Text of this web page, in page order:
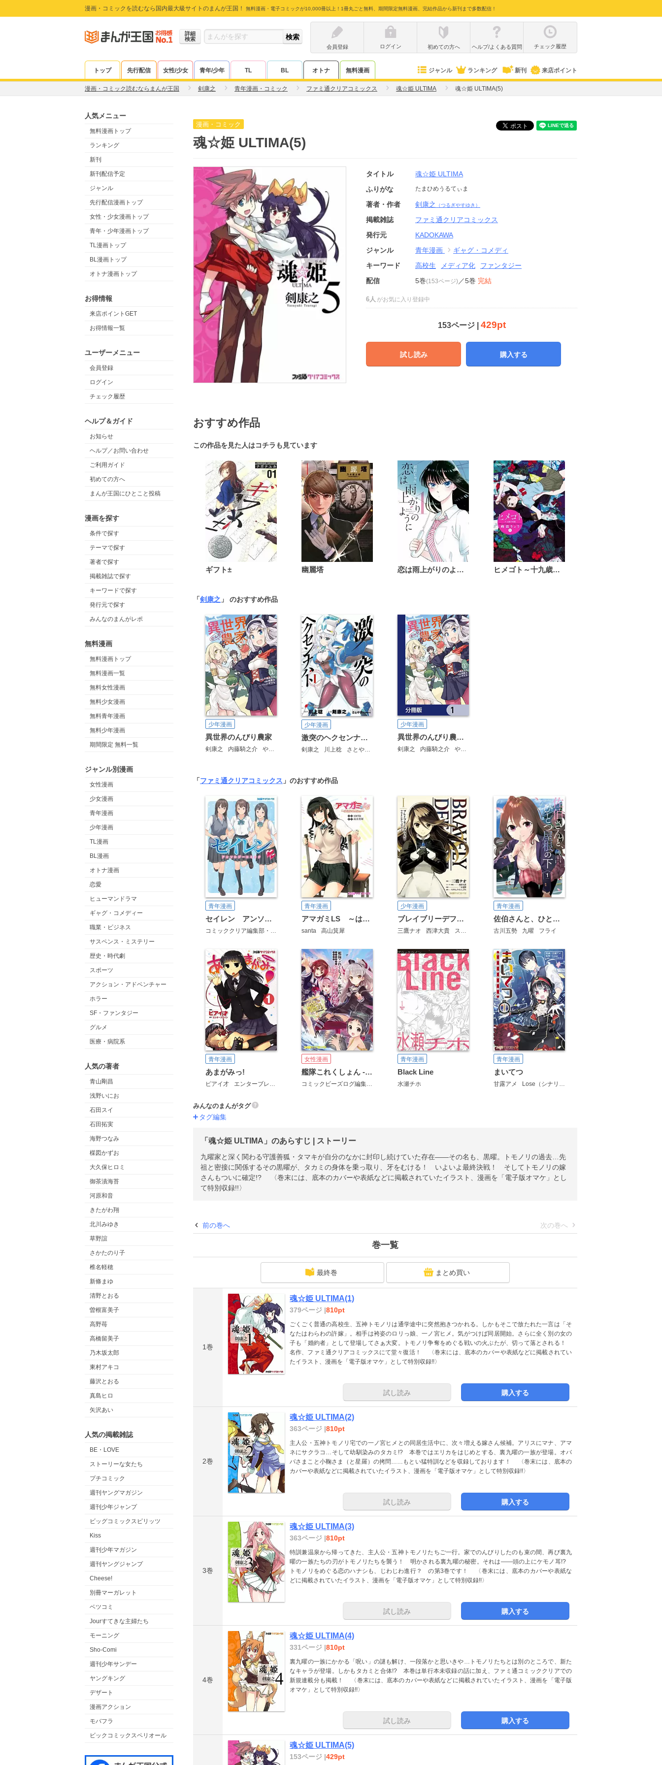
漫画・コミックを読むなら国内最大級サイトのまんが王国！ 無料漫画・電子コミックが10,000冊以上！1冊丸ごと無料、期間限定無料漫画、完結作品から新刊まで多数配信！
詳細
検索
会員登録
ログイン 初めての方へ ヘルプ/よくある質問 チェック履歴
トップ 先行配信 女性/少女 青年/少年 TL BL オトナ 無料漫画 ジャンル ランキング 新刊 来店ポイント
漫画・コミック読むならまんが王国 剣康之 青年漫画・コミック ファミ通クリアコミックス 魂☆姫 ULTIMA 魂☆姫 ULTIMA(5)
人気メニュー
無料漫画トップ
ランキング
新刊
新刊配信予定
ジャンル
先行配信漫画トップ
女性・少女漫画トップ
青年・少年漫画トップ
TL漫画トップ
BL漫画トップ
オトナ漫画トップ
お得情報
来店ポイントGET
お得情報一覧
ユーザーメニュー
会員登録
ログイン
チェック履歴
ヘルプ＆ガイド
お知らせ
ヘルプ／お問い合わせ
ご利用ガイド
初めての方へ
まんが王国にひとこと投稿
漫画を探す
条件で探す
テーマで探す
著者で探す
掲載雑誌で探す
キーワードで探す
発行元で探す
みんなのまんがレポ
無料漫画
無料漫画トップ
無料漫画一覧
無料女性漫画
無料少女漫画
無料青年漫画
無料少年漫画
期間限定 無料一覧
ジャンル別漫画
女性漫画
少女漫画
青年漫画
少年漫画
TL漫画
BL漫画
オトナ漫画
恋愛
ヒューマンドラマ
ギャグ・コメディー
職業・ビジネス
サスペンス・ミステリー
歴史・時代劇
スポーツ
アクション・アドベンチャー
ホラー
SF・ファンタジー
グルメ
医療・病院系
人気の著者
青山剛昌
浅野いにお
石田スイ
石田拓実
海野つなみ
楳図かずお
大久保ヒロミ
御茶漬海苔
河原和音
きたがわ翔
北川みゆき
草野誼
さかたのり子
椎名軽穂
新條まゆ
清野とおる
曽根富美子
高野苺
高橋留美子
乃木坂太郎
東村アキコ
藤沢とおる
真島ヒロ
矢沢あい
人気の掲載雑誌
BE・LOVE
ストーリーな女たち
プチコミック
週刊ヤングマガジン
週刊少年ジャンプ
ビッグコミックスピリッツ
Kiss
週刊少年マガジン
週刊ヤングジャンプ
Cheese!
別冊マーガレット
ベツコミ
Jourすてきな主婦たち
モーニング
Sho-Comi
週刊少年サンデー
ヤングキング
デザート
漫画アクション
モバフラ
ビックコミックスペリオール
漫画・コミック
魂☆姫 ULTIMA(5)
タイトル
魂☆姫 ULTIMA
ふりがな
たまひめうるてぃま
著者・作者 剣康之 （つるぎやすゆき）
掲載雑誌
ファミ通クリアコミックス
発行元
KADOKAWA
ジャンル
青年漫画
ギャグ・コメディ
キーワード
高校生 メディア化
ファンタジー
配信
5巻(153ページ) ／5巻 完結
6人 がお気に入り登録中
153ページ | 429pt
試し読み 購入する
おすすめ作品
この作品を見た人はコチラも見ています
ギフト± 幽麗塔 恋は雨上がりのように ヒメゴト～十九歳の制服～
「剣康之 」 のおすすめ作品
少年漫画
異世界のんびり農家
剣康之 内藤騎之介 やすも
少年漫画
激突のヘクセンナハト
剣康之 川上稔 さとやす（ＴＥＮＫＹ）
少年漫画
異世界のんびり農家【分冊版】
剣康之 内藤騎之介 やすも
「ファミ通クリアコミックス 」のおすすめ作品
青年漫画
セイレン アンソロジーコミック
コミッククリア編集部・編
青年漫画
アマガミLS ～はるかAnother～
santa 高山箕犀
少年漫画
ブレイブリーデフォルト フライングフェアリー
三鷹ナオ 西津大貴 スクウェア・エニックス
青年漫画
佐伯さんと、ひとつ屋根の下 I'll have Sherbet！
古川五勢 九曜 フライ
青年漫画
あまがみっ!
ピアイ才 エンターブレイン
女性漫画
艦隊これくしょん -艦これ- アンソロジーコミック 女子だって艦これが好き!
コミックビーズログ編集部
青年漫画
Black Line
水瀬チホ
青年漫画
まいてつ
甘露アメ Lose（シナリオ：進行豹）
みんなのまんがタグ
タグ編集
「魂☆姫 ULTIMA」のあらすじ | ストーリー
九曜家と深く関わる守護善狐・タマキが自分のなかに封印し続けていた存在――その名も、黒曜。トモノリの過去…先
祖と密接に関係するその黒曜が、タカミの身体を乗っ取り、牙をむける！ いよいよ最終決戦！ そしてトモノリの嫁
さんもついに確定!? 〈巻末には、底本のカバーや表紙などに掲載されていたイラスト、漫画を「電子版オマケ」とし
て特別収録!!〉
前の巻へ 次の巻へ
巻一覧
最終巻 まとめ買い
1巻
魂☆姫 ULTIMA(1)
379ページ |810pt
ごくごく普通の高校生、五神トモノリは通学途中に突然抱きつかれる。しかもそこで放たれた一言は「そ
なたはわらわの許嫁」。相手は袴姿のロリっ娘、一ノ宮ヒメ。気がつけば同居開始。さらに全く別の女の
子も「婚約者」として登場してさぁ大変。トモノリ争奪をめぐる戦いの火ぶたが、切って落とされる！
名作、ファミ通クリアコミックスにて堂々復活！ 〈巻末には、底本のカバーや表紙などに掲載されてい
たイラスト、漫画を「電子版オマケ」として特別収録!!〉
試し読み 購入する
2巻
魂☆姫 ULTIMA(2)
363ページ |810pt
主人公・五神トモノリ宅での一ノ宮ヒメとの同居生活中に、次々増える嫁さん候補。アリスにマナ、アマ
ネにサクラコ…そして幼馴染みのタカミ!? 本巻ではエリカをはじめとする、裏九曜の一族が登場。オバ
バさまこと小鞠さま（と星羅）の拷問……もとい猛特訓などを収録しております！ 〈巻末には、底本の
カバーや表紙などに掲載されていたイラスト、漫画を「電子版オマケ」として特別収録!!〉
試し読み 購入する
3巻
魂☆姫 ULTIMA(3)
363ページ |810pt
特訓兼温泉から帰ってきた、主人公・五神トモノリたちご一行。家でのんびりしたのも束の間、再び裏九
曜の一族たちの刃がトモノリたちを襲う！ 明かされる裏九曜の秘密。それは――頭の上にケモノ耳!?
トモノリをめぐる恋のハナシも、じわじわ進行？ の第3巻です！ 〈巻末には、底本のカバーや表紙な
どに掲載されていたイラスト、漫画を「電子版オマケ」として特別収録!!〉
試し読み 購入する
4巻
魂☆姫 ULTIMA(4)
331ページ |810pt
裏九曜の一族にかかる「呪い」の謎も解け、一段落かと思いきや…トモノリたちとは別のところで、新た
なキャラが登場。しかもタカミと合体!? 本巻は単行本未収録の話に加え、ファミ通コミッククリアでの
新規連載分も掲載！ 〈巻末には、底本のカバーや表紙などに掲載されていたイラスト、漫画を「電子版
オマケ」として特別収録!!〉
試し読み 購入する
魂☆姫 ULTIMA(5)
153ページ |429pt